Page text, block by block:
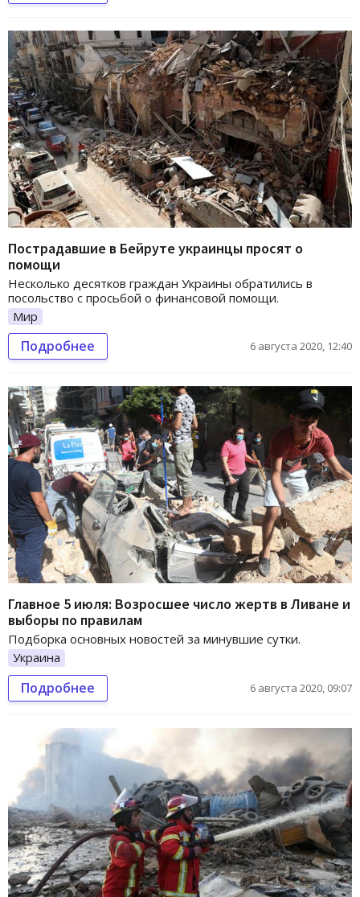
Пострадавшие в Бейруте украинцы просят о
помощи
Несколько десятков граждан Украины обратились в
посольство с просьбой о финансовой помощи.
Мир
Подробнее 6 августа 2020, 12:40
Главное 5 июля: Возросшее число жертв в Ливане и
выборы по правилам
Подборка основных новостей за минувшие сутки.
Украина
Подробнее 6 августа 2020, 09:07